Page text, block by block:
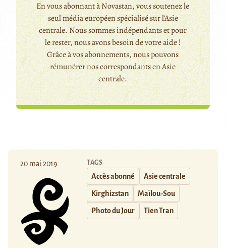
En vous abonnant à Novastan, vous soutenez le
seul média européen spécialisé sur l'Asie
centrale. Nous sommes indépendants et pour
le rester, nous avons besoin de votre aide !
Grâce à vos abonnements, nous pouvons
rémunérer nos correspondants en Asie
centrale.
20 mai 2019 TAGS
Accès abonné Asie centrale
Kirghizstan Maïlou-Sou
Photo du Jour Tien Tran